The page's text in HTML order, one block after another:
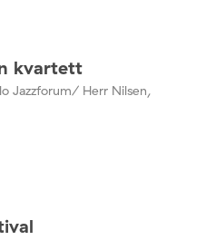
kvartett
Jazzforum/ Herr Nilsen,